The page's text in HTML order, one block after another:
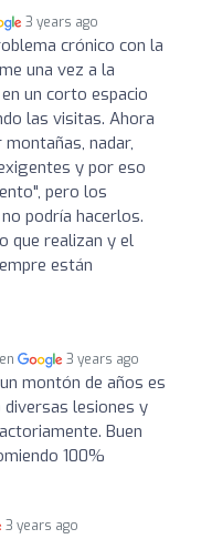
3 years ago
crónico con la
una vez a la
un corto espacio
las visitas. Ahora
nadar,
y por eso
pero los
podría hacerlos.
que realizan y el
están
3 years ago
montón de años es
lesiones y
Buen
100%
3 years ago